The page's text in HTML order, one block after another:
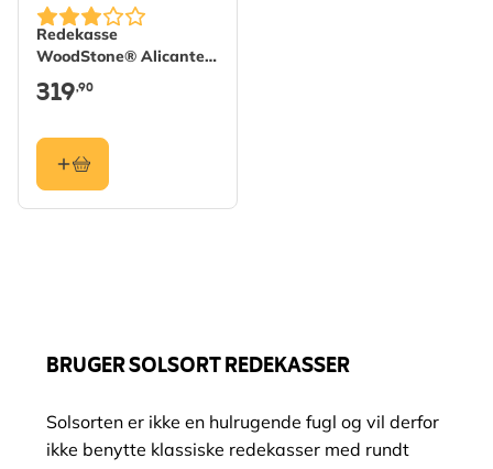
Redekasse
WoodStone® Alicante
halvåben - Grøn
319,90
BRUGER SOLSORT REDEKASSER
Solsorten er ikke en hulrugende fugl og vil derfor
ikke benytte klassiske redekasser med rundt